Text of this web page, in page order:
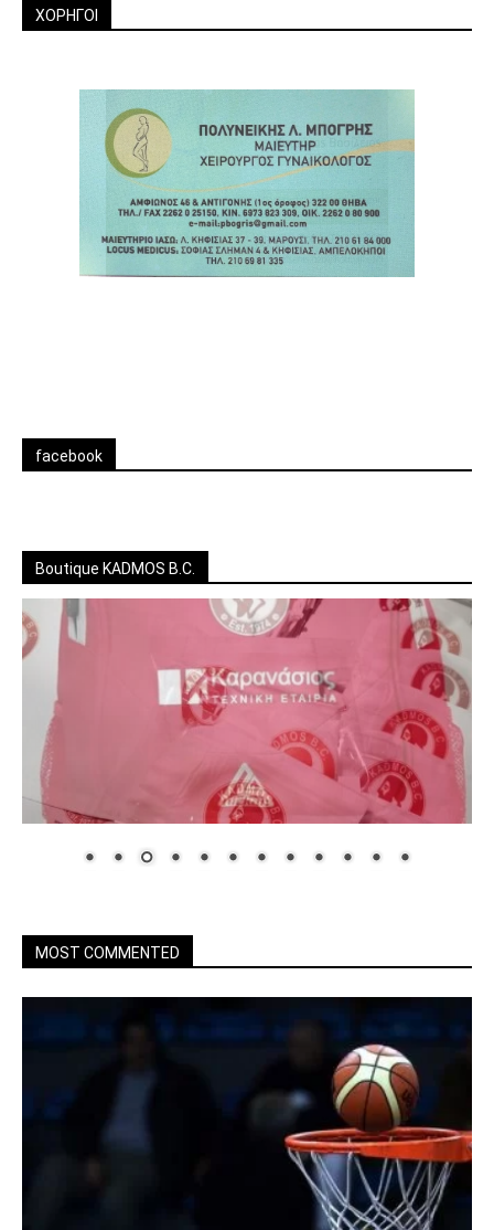
ΧΟΡΗΓΟΙ
facebook
Boutique KADMOS B.C.
MOST COMMENTED